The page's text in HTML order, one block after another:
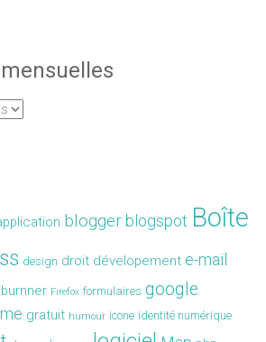
blogger blogspot Boîte
design droit dévelopement e-mail
Firefox formulaires google
gratuit humour icone identité numérique